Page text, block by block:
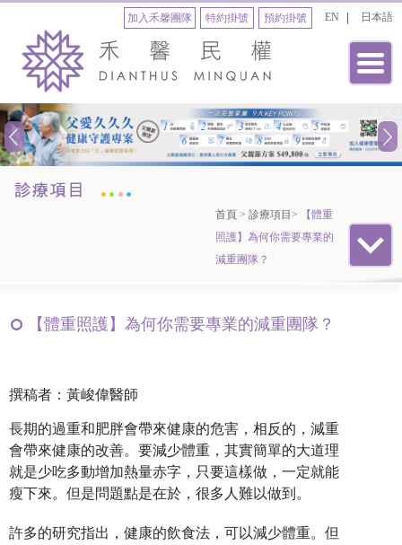
日本語
EN
加入禾馨團隊 預約掛號
特約掛號
首頁 > 診療項目 > 【體重
照護】為何你需要專業的
減重團隊？
【體重照護】為何你需要專業的減重團隊？
撰稿者：黃峻偉醫師
長期的過重和肥胖會帶來健康的危害，相反的，減重
會帶來健康的改善。要減少體重，其實簡單的大道理
就是少吃多動增加熱量赤字，只要這樣做，一定就能
瘦下來。但是問題點是在於，很多人難以做到。
許多的研究指出，健康的飲食法，可以減少體重。但